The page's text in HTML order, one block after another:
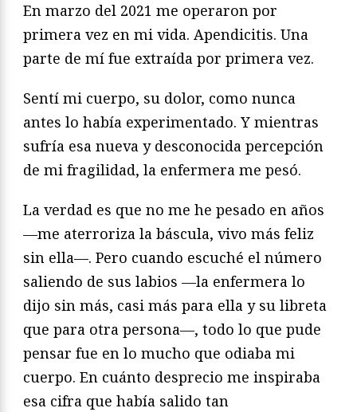
En marzo del 2021 me operaron por
primera vez en mi vida. Apendicitis. Una
parte de mí fue extraída por primera vez.
Sentí mi cuerpo, su dolor, como nunca
antes lo había experimentado. Y mientras
sufría esa nueva y desconocida percepción
de mi fragilidad, la enfermera me pesó.
La verdad es que no me he pesado en años
—me aterroriza la báscula, vivo más feliz
sin ella—. Pero cuando escuché el número
saliendo de sus labios —la enfermera lo
dijo sin más, casi más para ella y su libreta
que para otra persona—, todo lo que pude
pensar fue en lo mucho que odiaba mi
cuerpo. En cuánto desprecio me inspiraba
esa cifra que había salido tan